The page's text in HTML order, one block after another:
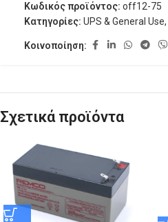
Κωδικός προϊόντος: off12-75
Κατηγορίες: UPS & General Use,
Κοινοποίηση:
Σχετικά προϊόντα